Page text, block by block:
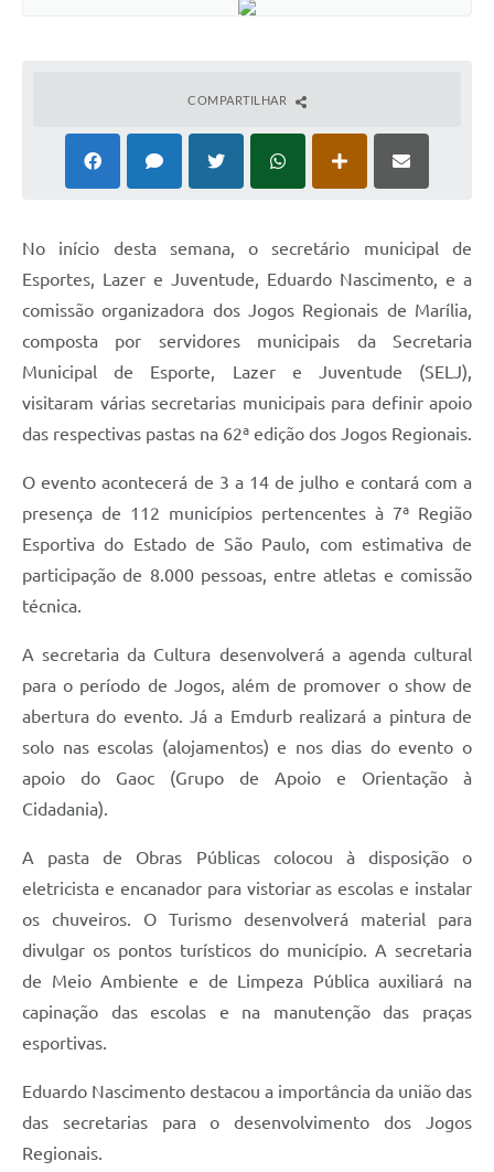
COMPARTILHAR
No início desta semana, o secretário municipal de
Esportes, Lazer e Juventude, Eduardo Nascimento, e a
comissão organizadora dos Jogos Regionais de Marília,
composta por servidores municipais da Secretaria
Municipal de Esporte, Lazer e Juventude (SELJ),
visitaram várias secretarias municipais para definir apoio
das respectivas pastas na 62ª edição dos Jogos Regionais.
O evento acontecerá de 3 a 14 de julho e contará com a
presença de 112 municípios pertencentes à 7ª Região
Esportiva do Estado de São Paulo, com estimativa de
participação de 8.000 pessoas, entre atletas e comissão
técnica.
A secretaria da Cultura desenvolverá a agenda cultural
para o período de Jogos, além de promover o show de
abertura do evento. Já a Emdurb realizará a pintura de
solo nas escolas (alojamentos) e nos dias do evento o
apoio do Gaoc (Grupo de Apoio e Orientação à
Cidadania).
A pasta de Obras Públicas colocou à disposição o
eletricista e encanador para vistoriar as escolas e instalar
os chuveiros. O Turismo desenvolverá material para
divulgar os pontos turísticos do município. A secretaria
de Meio Ambiente e de Limpeza Pública auxiliará na
capinação das escolas e na manutenção das praças
esportivas.
Eduardo Nascimento destacou a importância da união das
das secretarias para o desenvolvimento dos Jogos
Regionais.